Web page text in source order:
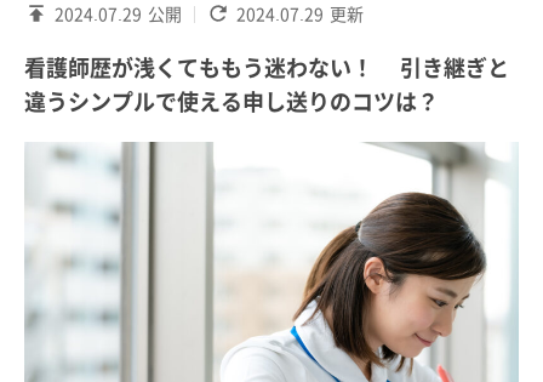
2024.07.29 公開 2024.07.29 更新
看護師歴が浅くてももう迷わない！ 引き継ぎと
違うシンプルで使える申し送りのコツは？